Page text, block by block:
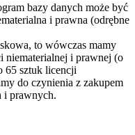
bazy danych może być
i prawna (odrębne
to wówczas mamy
niematerialnej i prawnej (o
65 sztuk licencji
do czynienia z zakupem
i prawnych.